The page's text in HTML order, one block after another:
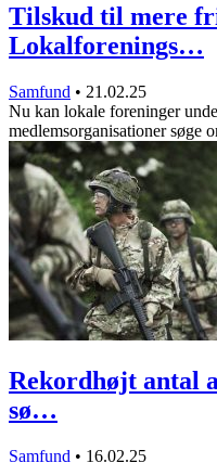
Tilskud til mere
Lokalforenings…
Samfund • 21.02.25
Nu kan lokale foreninger
medlemsorganisationer søge
Rekordhøjt antal
sø…
Samfund • 16.02.25